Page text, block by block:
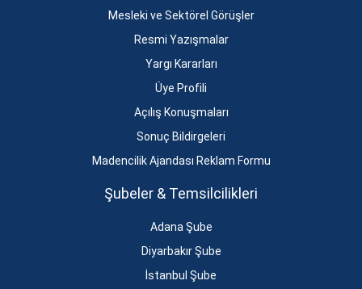
Mesleki ve Sektörel Görüşler
Resmi Yazışmalar
Yargı Kararları
Üye Profili
Açılış Konuşmaları
Sonuç Bildirgeleri
Madencilik Ajandası Reklam Formu
Şubeler & Temsilcilikleri
Adana Şube
Diyarbakır Şube
İstanbul Şube